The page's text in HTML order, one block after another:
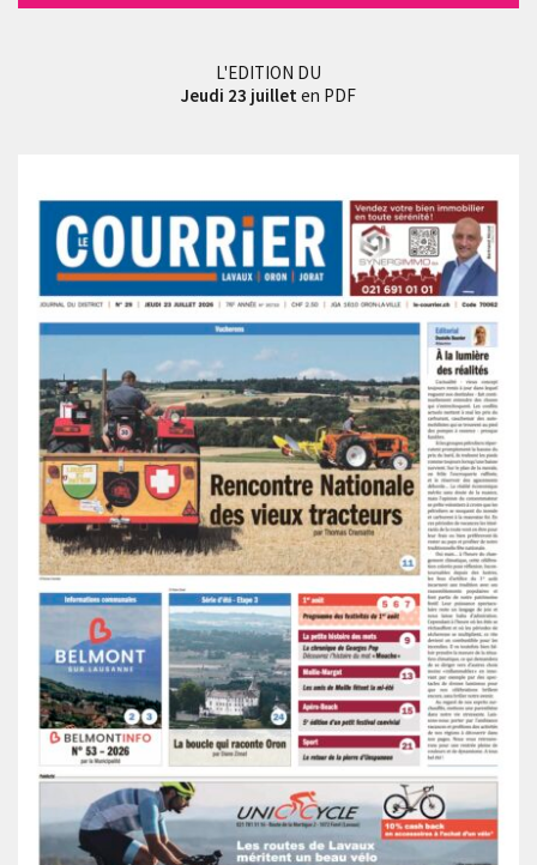
L'EDITION DU
Jeudi 23 juillet en PDF